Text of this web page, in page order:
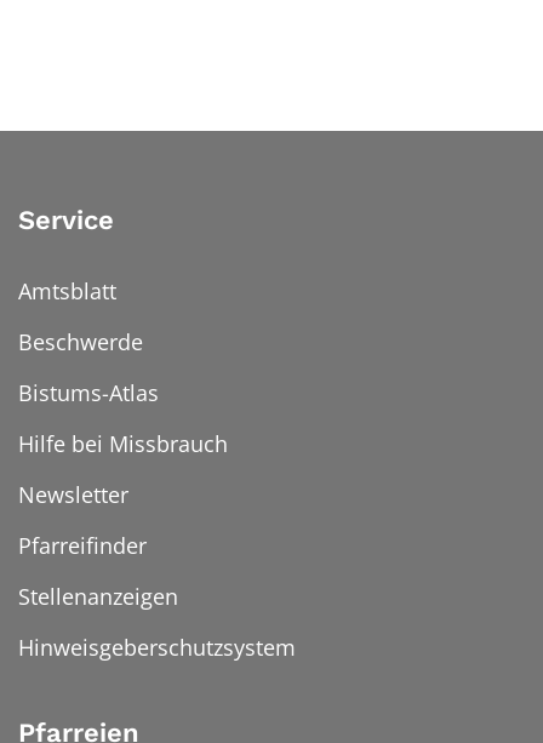
Service
Amtsblatt
Beschwerde
Bistums-Atlas
Hilfe bei Missbrauch
Newsletter
Pfarreifinder
Stellenanzeigen
Hinweisgeberschutzsystem
Pfarreien